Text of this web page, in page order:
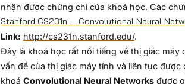
nhận được chứng chỉ của khoá học. Các
Stanford CS231n — Convolutional Neural
Link: http://cs231n.stanford.edu/.
Đây là khoá học rất nổi tiếng về thị giác
vấn đề của thị giác máy tính và liên tục
khoá Convolutional Neural Networksđược